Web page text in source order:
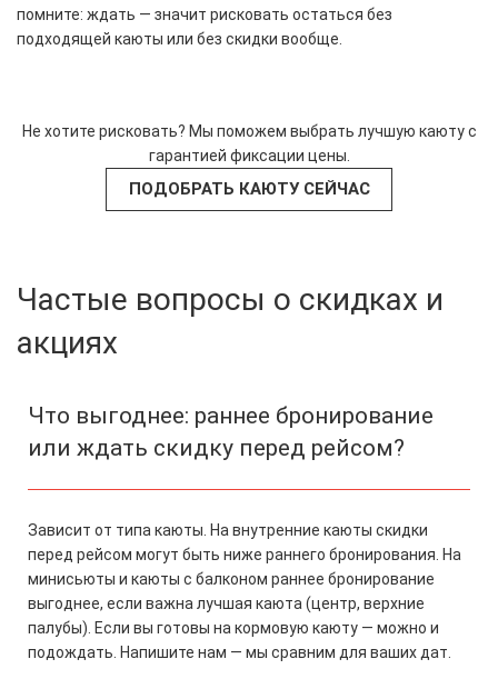
помните: ждать — значит рисковать остаться без
подходящей каюты или без скидки вообще.
Не хотите рисковать? Мы поможем выбрать лучшую каюту с
гарантией фиксации цены.
ПОДОБРАТЬ КАЮТУ СЕЙЧАС
Частые вопросы о скидках и
акциях
Что выгоднее: раннее бронирование
или ждать скидку перед рейсом?
Зависит от типа каюты. На внутренние каюты скидки
перед рейсом могут быть ниже раннего бронирования. На
минисьюты и каюты с балконом раннее бронирование
выгоднее, если важна лучшая каюта (центр, верхние
палубы). Если вы готовы на кормовую каюту — можно и
подождать. Напишите нам — мы сравним для ваших дат.